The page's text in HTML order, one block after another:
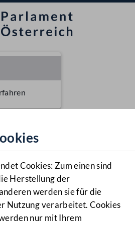
öffnen
Cookies: Zum einen sind
Herstellung der
werden sie für die
Nutzung verarbeitet. Cookies
nur mit Ihrem